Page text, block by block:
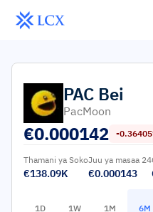
PAC Bei
PacMoon
€0.000142 -
Thamani ya Soko
€138.09K
Juu ya masaa 24
€0.000143
1D 1W 1M 6M